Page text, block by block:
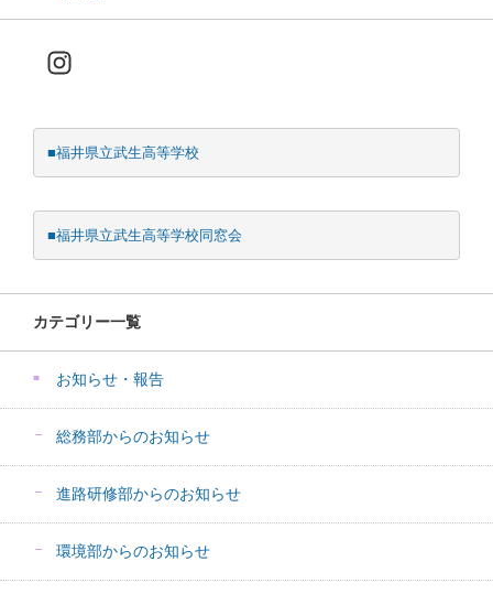
Instagram
■福井県立武生高等学校
■福井県立武生高等学校同窓会
カテゴリー一覧
お知らせ・報告
総務部からのお知らせ
進路研修部からのお知らせ
環境部からのお知らせ